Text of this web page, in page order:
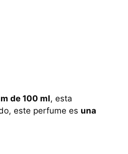
de 100 ml, esta
este perfume es una